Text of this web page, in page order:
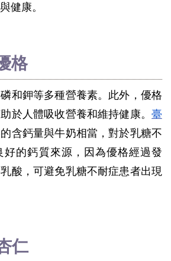
健康。
格
和鉀等多種營養素。此外，優格
於人體吸收營養和維持健康。 臺
含鈣量與牛奶相當，對於乳糖不
好的鈣質來源，因為優格經過發
酸，可避免乳糖不耐症患者出現
仁